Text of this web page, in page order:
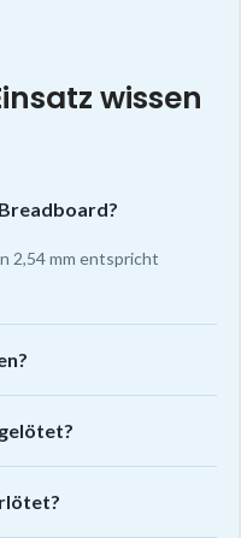
wissen
2,54 mm entspricht